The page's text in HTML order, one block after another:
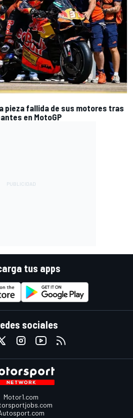
pieza fallida de sus motores tras
en MotoGP
tus apps
sociales
Motor1.com